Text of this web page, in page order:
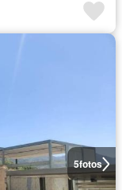
5fotos